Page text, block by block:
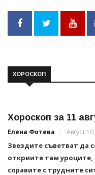
ХОРОСКОП
Хороскоп за 11
Елена Фотева Август
Звездите съветват да
откриите там
справите с трудните